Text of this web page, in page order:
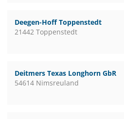
Deegen-Hoff Toppenstedt
21442 Toppenstedt
Deitmers Texas Longhorn GbR
54614 Nimsreuland